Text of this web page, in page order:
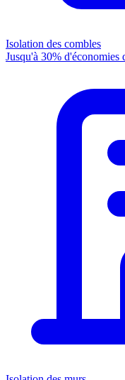
Isolation des combles
Jusqu'à 30% d'économies